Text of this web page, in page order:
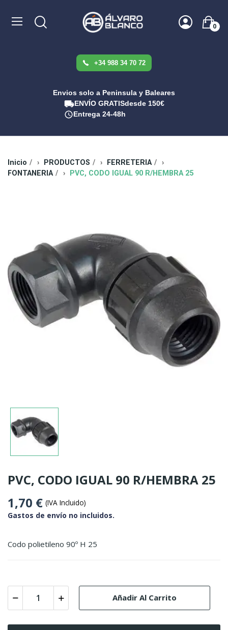
0
+34 988 34 70 72
Envios solo a Peninsula y Baleares
ENVÍO GRATISdesde 150€
Entrega 24-48h
Inicio PRODUCTOS
FERRETERIA
FONTANERIA
PVC, CODO IGUAL 90 R/HEMBRA 25
PVC, CODO IGUAL 90 R/HEMBRA 25
1,70 € (IVA Incluido)
Gastos de envío no incluidos.
Codo polietileno 90º H 25
Añadir Al Carrito